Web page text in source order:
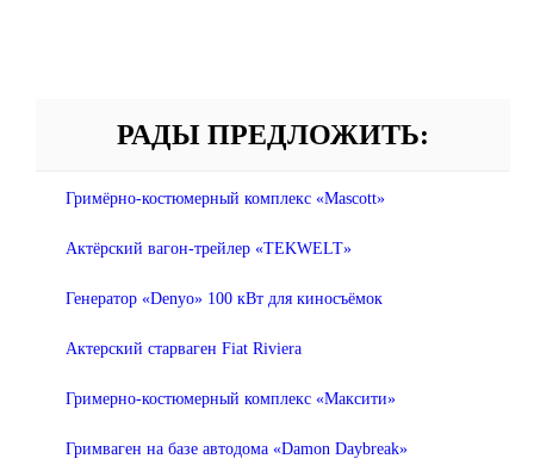
РАДЫ ПРЕДЛОЖИТЬ:
Гримёрно-костюмерный комплекс «Mascott»
Актёрский вагон-трейлер «TEKWELT»
Генератор «Denyo» 100 кВт для киносъёмок
Актерский старваген Fiat Riviera
Гримерно-костюмерный комплекс «Максити»
Гримваген на базе автодома «Damon Daybreak»